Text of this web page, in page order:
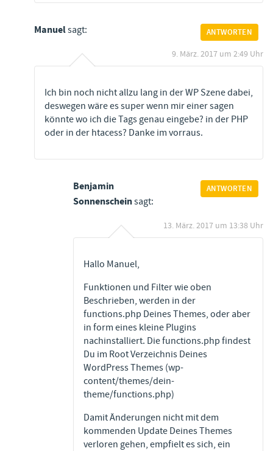
Manuelsagt:
9. März. 2017 um 2:49 Uhr
Ich bin noch nicht allzu lang in der WP Szene dabei,
deswegen wäre es super wenn mir einer sagen
könnte wo ich die Tags genau eingebe? in der PHP
oder in der htacess? Danke im vorraus.
ANTWORTEN
Benjamin
Sonnenscheinsagt:
13. März. 2017 um 13:38 Uhr
Hallo Manuel,
Funktionen und Filter wie oben
Beschrieben, werden in der
functions.php Deines Themes, oder aber
in form eines kleine Plugins
nachinstalliert. Die functions.php findest
Du im Root Verzeichnis Deines
WordPress Themes (wp-
content/themes/dein-
theme/functions.php)
Damit Änderungen nicht mit dem
kommenden Update Deines Themes
verloren gehen, empfielt es sich, ein
ANTWORTEN